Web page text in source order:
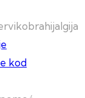
kod